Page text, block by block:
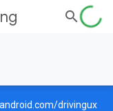
drivingux